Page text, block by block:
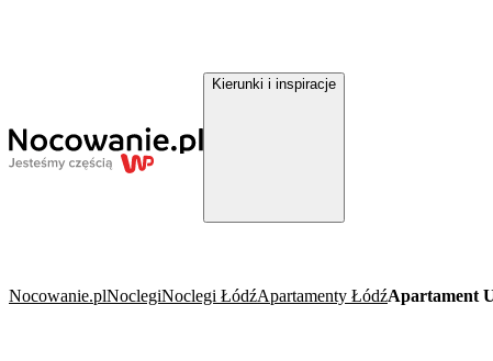
Kierunki i inspiracje
Nocowanie.plNoclegiNoclegi ŁódźApartamenty ŁódźApartament